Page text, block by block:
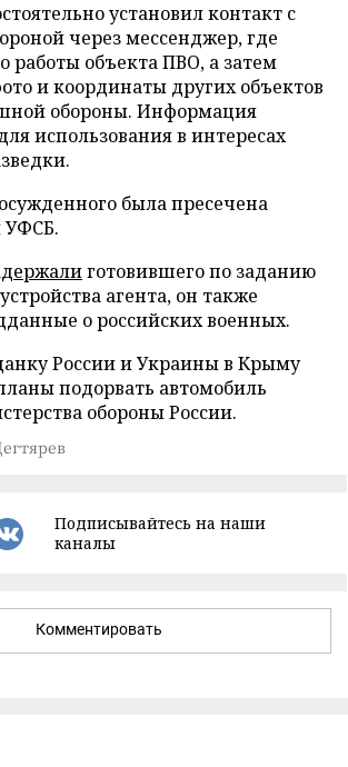
установил контакт с
через мессенджер, где
работы объекта ПВО, а затем
и координаты других объектов
обороны. Информация
использования в интересах
была пресечена
УФСБ.
готовившего по заданию
агента, он также
о российских военных.
России и Украины в Крыму
подорвать автомобиль
обороны России.
Подписывайтесь на наши
каналы
Комментировать